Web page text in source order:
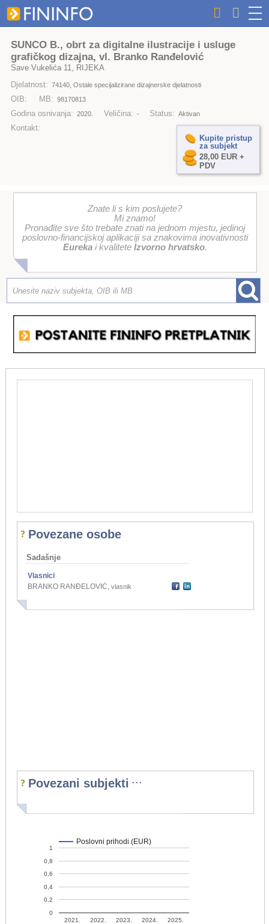
SUNCO B., obrt za digitalne ilustracije i usluge
grafičkog dizajna, vl. Branko Ranđelović
Save Vukelića 11, RIJEKA
Djelatnost: 74140, Ostale specijalizirane dizajnerske djelatnosti
OIB: MB: 98170813
Godina osnivanja: 2020. Veličina: - Status: Aktivan
Kontakt:
Kupite pristup
za subjekt
28,00 EUR +
PDV
Znate li s kim poslujete?
Mi znamo!
Pronađite sve što trebate znati na jednom mjestu, jedinoj
poslovno-financijskoj aplikaciji sa znakovima inovativnosti
Eurekai kvalitete Izvorno hrvatsko.
Povezane osobe
Sadašnje
Vlasnici
BRANKO RANĐELOVIĆ, vlasnik
Povezani subjekti ...
Poslovni prihodi (EUR)
2021. 2022. 2023. 2024. 2025.
0
0,2
0,4
0,6
0,8
1